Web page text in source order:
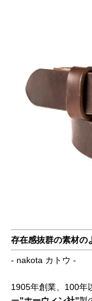
存在感抜群の素材の
- nakota カトウ -
1905年創業、100年